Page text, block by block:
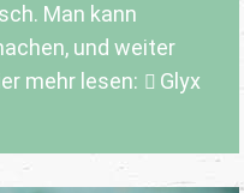
Man kann
und weiter
mehr lesen:
Glyx